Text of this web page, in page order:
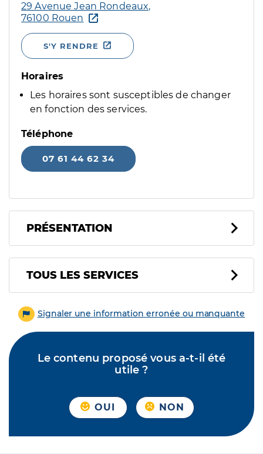
29 Avenue Jean Rondeaux,
76100 Rouen
S'Y RENDRE
Horaires
Les horaires sont susceptibles de changer
en fonction des services.
Téléphone
07 61 44 62 34
PRÉSENTATION
Tous les services
TOUS LES SERVICES
Signaler une information erronée ou manquante
Le contenu proposé vous a-t-il été
utile ?
OUI NON